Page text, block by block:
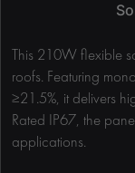
This 210W flexible
roofs. Featuring
≥21.5%, it delivers
Rated IP67, the
applications.